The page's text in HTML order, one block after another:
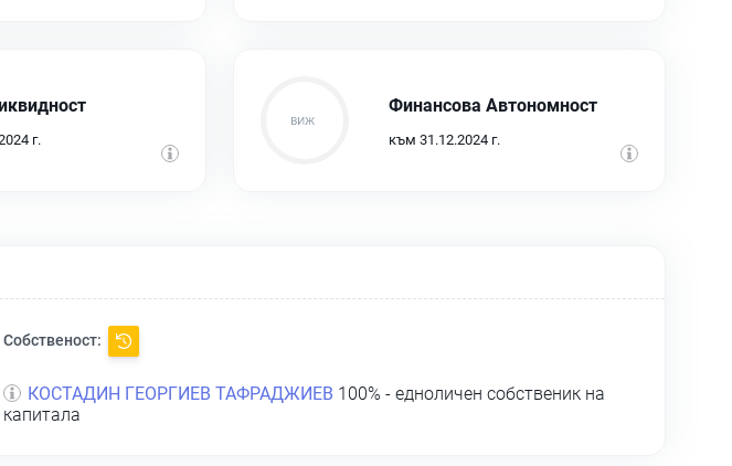
г.
Финансова Автономност
към 31.12.2024 г.
Собственост:
КОСТАДИН ГЕОРГИЕВ ТАФРАДЖИЕВ 100% - едноличен собственик на
капитала